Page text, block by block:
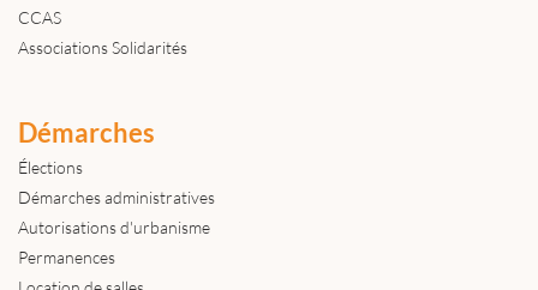
CCAS
Associations Solidarités
Démarches
Élections
Démarches administratives
Autorisations d'urbanisme
Permanences